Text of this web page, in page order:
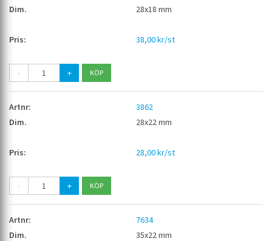
28x18 mm
38,00 kr/st
- +
3862
28x22 mm
28,00 kr/st
- +
7634
35x22 mm